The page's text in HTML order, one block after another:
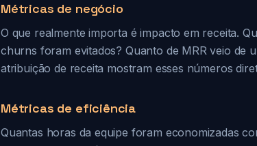
Métricas de negócio
O que realmente importa é impacto em receita.
churns foram evitados? Quanto de MRR veio de
atribuição de receita mostram esses números
Métricas de eficiência
Quantas horas da equipe foram economizadas